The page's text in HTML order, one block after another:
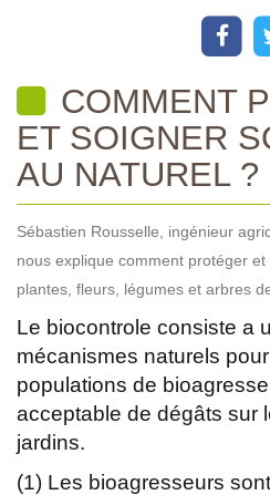
COMMENT
ET SOIGNER
AU NATUREL ?
Sébastien Rousselle, ingénieur
nous explique comment protéger
plantes, fleurs, légumes et arbres
Le biocontrole consiste a
mécanismes naturels
populations de
acceptable de dégâts sur
jardins.
(1) Les bioagresseurs